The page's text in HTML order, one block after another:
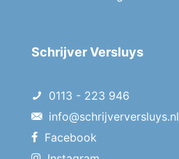
Schrijver Versluys
0113 - 223 946
info@schrijverversluys.nl
Facebook